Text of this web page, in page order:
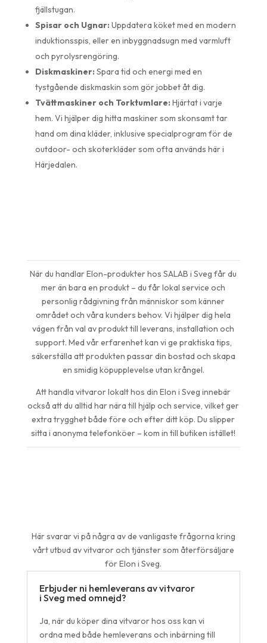
fjällstugan.
Spisar och Ugnar: Uppdatera köket med en modern
induktionsspis, eller en inbyggnadsugn med varmluft
och pyrolysrengöring.
Diskmaskiner: Spara tid och energi med en
tystgående diskmaskin som gör jobbet åt dig.
Tvättmaskiner och Torktumlare: Hjärtat i varje
hem. Vi hjälper dig hitta maskiner som skonsamt tar
hand om dina kläder, inklusive specialprogram för de
outdoor- och skoterkläder som ofta används här i
Härjedalen.
När du handlar Elon-produkter hos SALAB i Sveg får du
mer än bara en produkt – du får lokal service och
personlig rådgivning från människor som känner
området och våra kunders behov. Vi hjälper dig hela
vägen från val av produkt till leverans, installation och
support. Med vår erfarenhet kan vi ge praktiska tips,
säkerställa att produkten passar din bostad och skapa
en smidig köpupplevelse utan krångel.
Att handla vitvaror lokalt hos din Elon i Sveg innebär
också att du alltid har nära till hjälp och service, vilket ger
extra trygghet både före och efter ditt köp. Du slipper
sitta i anonyma telefonköer – kom in till butiken istället!
Här svarar vi på några av de vanligaste frågorna kring
vårt utbud av vitvaror och tjänster som återförsäljare
för Elon i Sveg.
Erbjuder ni hemleverans av vitvaror
i Sveg med omnejd?
Ja, när du köper dina vitvaror hos oss kan vi
ordna med både hemleverans och inbärning till